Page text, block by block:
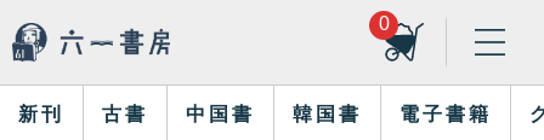
0
新刊 古書 中国書 韓国書 電子書籍